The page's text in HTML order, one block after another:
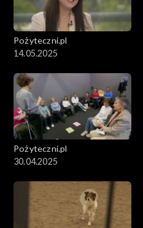
Pożyteczni.pl
14.05.2025
Pożyteczni.pl
30.04.2025